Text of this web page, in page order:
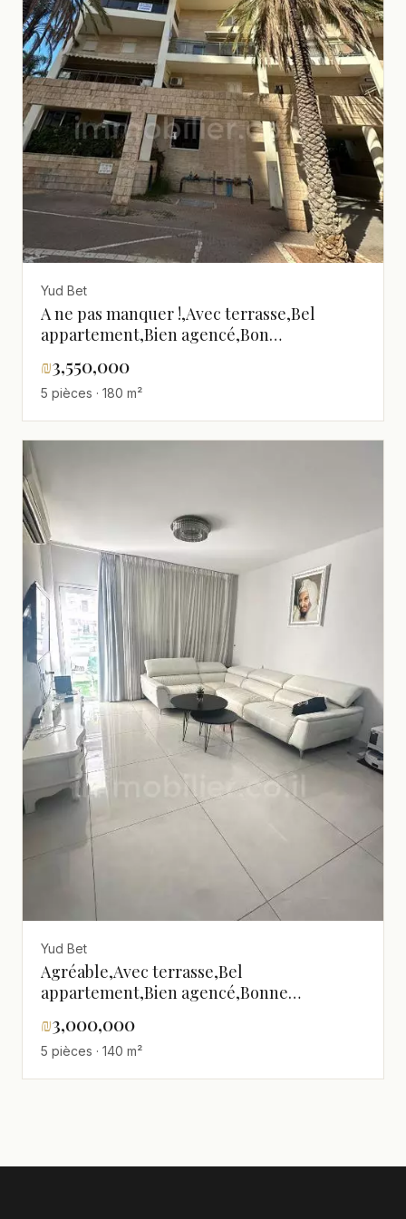
Yud Bet
A ne pas manquer !,Avec terrasse,Bel
appartement,Bien agencé,Bon
immeuble,Grand,Haut
standing,Investi,Magnifique,spacieux
₪3,550,000
5 pièces · 180 m²
Yud Bet
Agréable,Avec terrasse,Bel
appartement,Bien agencé,Bonne
₪3,000,000
5 pièces · 140 m²